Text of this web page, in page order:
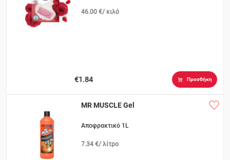
46.00 €/ κιλό
€1.84 Προσθήκη
MR MUSCLE Gel
Αποφρακτικό 1L
7.34 €/ λίτρο